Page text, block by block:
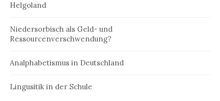
Helgoland
Niedersorbisch als Geld- und
Ressourcenverschwendung?
Analphabetismus in Deutschland
Lingusitik in der Schule